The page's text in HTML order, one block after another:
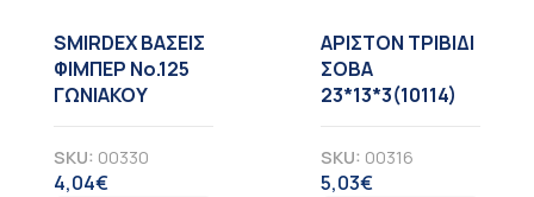
SMIRDEX ΒΑΣΕΙΣ
ΦΙΜΠΕΡ Νο.125
ΓΩΝΙΑΚΟΥ
SKU: 00330
4,04€
ΑΡΙΣΤΟΝ ΤΡΙΒΙΔΙ
ΣΟΒΑ
23*13*3(10114)
SKU: 00316
5,03€